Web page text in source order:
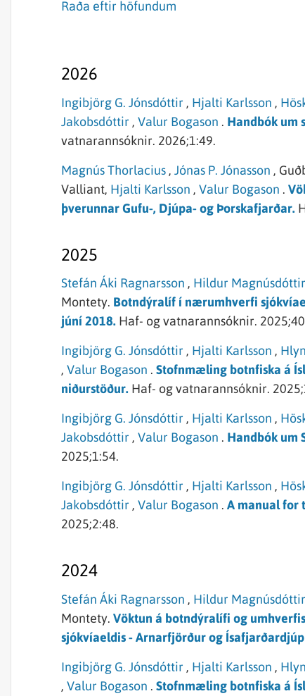
Raða eftir höfundum
2026
Ingibjörg G. Jónsdóttir , Hjalti Karlsson ,
Jakobsdóttir , Valur Bogason . Handbók um
vatnarannsóknir. 2026;1:49.
Magnús Thorlacius , Jónas P. Jónasson ,
Valliant, Hjalti Karlsson , Valur Bogason .
þverunnar Gufu-, Djúpa- og Þorskafjarðar.
2025
Stefán Áki Ragnarsson , Hildur Magnúsdóttir
Montety. Botndýralíf í nærumhverfi
júní 2018. Haf- og vatnarannsóknir.
Ingibjörg G. Jónsdóttir , Hjalti Karlsson ,
, Valur Bogason . Stofnmæling botnfiska á
niðurstöður. Haf- og vatnarannsóknir.
Ingibjörg G. Jónsdóttir , Hjalti Karlsson ,
Jakobsdóttir , Valur Bogason . Handbók um
2025;1:54.
Ingibjörg G. Jónsdóttir , Hjalti Karlsson ,
Jakobsdóttir , Valur Bogason . A manual for
2025;2:48.
2024
Stefán Áki Ragnarsson , Hildur Magnúsdóttir
Montety. Vöktun á botndýralífi og
sjókvíaeldis - Arnarfjörður og
Ingibjörg G. Jónsdóttir , Hjalti Karlsson ,
, Valur Bogason . Stofnmæling botnfiska á